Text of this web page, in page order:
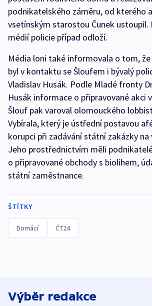
podnikatelského záměru, od kterého
vsetínským starostou Čunek ustoupil.
médií policie případ odloží.
Média loni také informovala o tom,
byl v kontaktu se Šloufem i bývalý
Vladislav Husák. Podle Mladé fronty
Husák informace o připravované akci
Šlouf pak varoval olomouckého
Vybírala, který je ústřední postavou
korupci při zadávání státní zakázky na
Jeho prostřednictvím měli
o připravované obchody s biolihem,
státní zaměstnance.
ŠTÍTKY
Domácí ČT24
Výběr redakce